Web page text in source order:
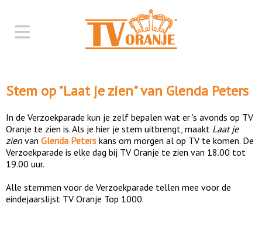
Stem op "Laat je zien" van Glenda Peters
In de Verzoekparade kun je zelf bepalen wat er 's avonds op TV
Oranje te zien is. Als je hier je stem uitbrengt, maakt Laat je
zien van Glenda Peters kans om morgen al op TV te komen. De
Verzoekparade is elke dag bij TV Oranje te zien van 18.00 tot
19.00 uur.
Alle stemmen voor de Verzoekparade tellen mee voor de
eindejaarslijst TV Oranje Top 1000.